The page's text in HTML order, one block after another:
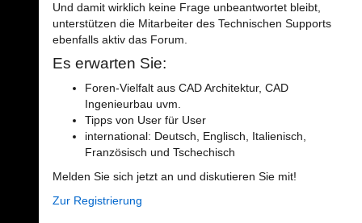
Und damit wirklich keine Frage unbeantwortet bleibt,
unterstützen die Mitarbeiter des Technischen Supports
ebenfalls aktiv das Forum.
Es erwarten Sie:
Foren-Vielfalt aus CAD Architektur, CAD
Ingenieurbau uvm.
Tipps von User für User
international: Deutsch, Englisch, Italienisch,
Französisch und Tschechisch
Melden Sie sich jetzt an und diskutieren Sie mit!
Zur Registrierung